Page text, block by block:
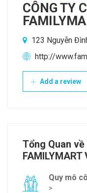
CÔNG TY
123 Nguyễn
http://
Add a review
Tổng Quan về
FAMILYMART
Quy mô
>